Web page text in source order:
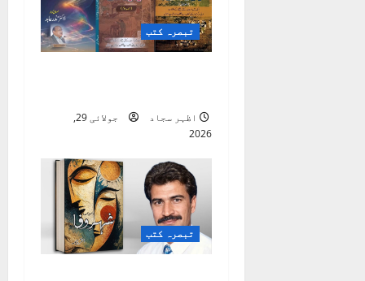
تبصرہ کتب
اظہر سجاد
جولائی 29,
2026
تبصرہ کتب